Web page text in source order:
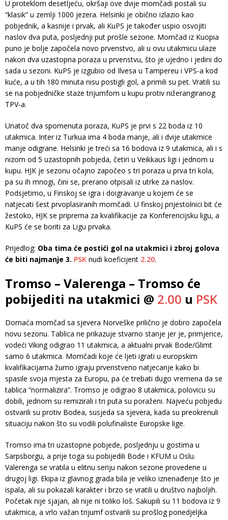
U proteklom desetljeću, okršaji ove dvije momčadi postali su
“klasik” u zemlji 1000 jezera. Helsinki je obično izlazio kao
pobjednik, a kasnije i prvak, ali KuPS je također uspio osvojiti
naslov dva puta, posljednji put prošle sezone. Momčad iz Kuopia
puno je bolje započela novo prvenstvo, ali u ovu utakmicu ulaze
nakon dva uzastopna poraza u prvenstvu, što je ujedno i jedini do
sada u sezoni. KuPS je izgubio od Ilvesa u Tampereu i VPS-a kod
kuće, a u tih 180 minuta nisu postigli gol, a primili su pet. Vratili su
se na pobjedničke staze trijumfom u kupu protiv nižerangiranog
TPV-a.
Unatoč dva spomenuta poraza, KuPS je prvi s 22 boda iz 10
utakmica. Inter iz Turkua ima 4 boda manje, ali i dvije utakmice
manje odigrane. Helsinki je treći sa 16 bodova iz 9 utakmica, ali i s
nizom od 5 uzastopnih pobjeda, četiri u Veikkaus ligi i jednom u
kupu. HJK je sezonu očajno započeo s tri poraza u prva tri kola,
pa su ih mnogi, čini se, prerano otpisali iz utrke za naslov.
Podsjetimo, u Finskoj se igra i doigravanje u kojem će se
natjecati šest prvoplasiranih momčadi. U finskoj prijestolnici bit će
žestoko, HJK se priprema za kvalifikacije za Konferencijsku ligu, a
KuPS će se boriti za Ligu prvaka.
Prijedlog: Oba tima će postići gol na utakmici i zbroj golova
će biti najmanje 3. PSK nudi koeficijent 2.20.
Tromso – Valerenga – Tromso će
pobijediti na utakmici @ 2.00 u PSK
Domaća momčad sa sjevera Norveške prilično je dobro započela
novu sezonu. Tablica ne prikazuje stvarno stanje jer je, primjerice,
vodeći Viking odigrao 11 utakmica, a aktualni prvak Bode/Glimt
samo 6 utakmica. Momčadi koje će ljeti igrati u europskim
kvalifikacijama žurno igraju prvenstveno natjecanje kako bi
spasile svoja mjesta za Europu, pa će trebati dugo vremena da se
tablica “normalizira”. Tromso je odigrao 8 utakmica, polovicu su
dobili, jednom su remizirali i tri puta su poraženi. Najveću pobjedu
ostvarili su protiv Bodea, susjeda sa sjevera, kada su preokrenuli
situaciju nakon što su vodili polufinaliste Europske lige.
Tromso ima tri uzastopne pobjede, posljednju u gostima u
Sarpsborgu, a prije toga su pobijedili Bode i KFUM u Oslu.
Valerenga se vratila u elitnu seriju nakon sezone provedene u
drugoj ligi. Ekipa iz glavnog grada bila je veliko iznenađenje što je
ispala, ali su pokazali karakter i brzo se vratili u društvo najboljih.
Početak nije sjajan, ali nije ni toliko loš. Sakupili su 11 bodova iz 9
utakmica, a vrlo važan trijumf ostvarili su prošlog ponedjeljka